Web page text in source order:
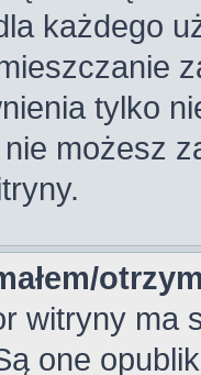
każdego
tylko
możesz
witryny ma
one